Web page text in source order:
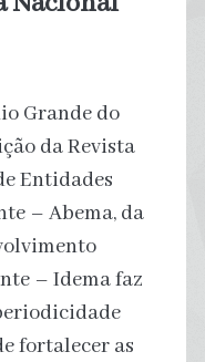
Grande do
da Revista
Entidades
– Abema, da
– Idema faz
fortalecer as